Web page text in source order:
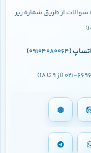
از طریق شماره زیر
(
09104080064
)
(از 9 تا 18)